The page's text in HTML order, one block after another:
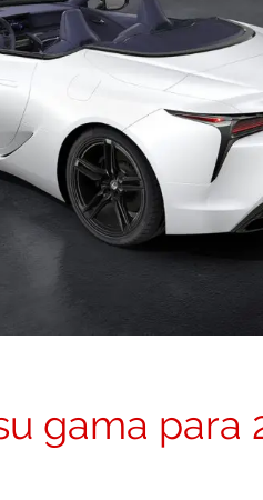
gama para